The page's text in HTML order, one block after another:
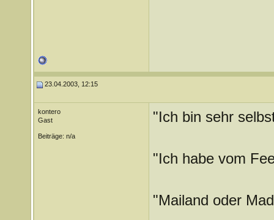
23.04.2003, 12:15
kontero
Gast
Beiträge: n/a
"Ich bin sehr
"Ich habe vom
"Mailand oder